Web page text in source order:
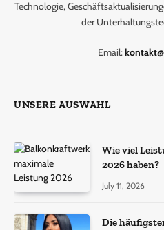
Technologie,
der
Email:
UNSERE AUSWAHL
Wie viel
2026 haben?
July 11, 2026
Die